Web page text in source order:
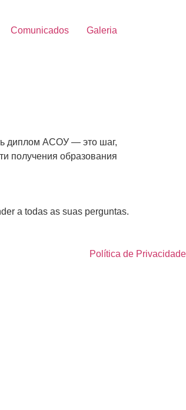
Comunicados Galeria
диплом АСОУ — это шаг,
получения образования
a todas as suas perguntas.
Política de Privacidade